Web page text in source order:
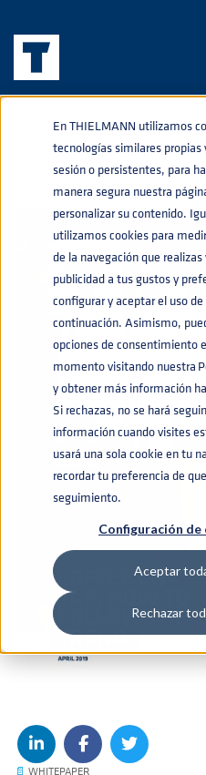
En THIELMANN utilizamos
tecnologías similares propias
sesión o persistentes, para
manera segura nuestra
personalizar su contenido.
utilizamos cookies para
de la navegación que
publicidad a tus gustos y
configurar y aceptar el uso
continuación. Asimismo,
opciones de consentimiento
momento visitando nuestra
y obtener más información
Si rechazas, no se hará
información cuando visites
usará una sola cookie en tu
recordar tu preferencia de
seguimiento.
Configuración de
Aceptar
Rechazar
LA TENDENCIA
📄 WHITEPAPER